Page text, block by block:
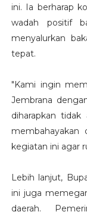
ini. Ia berharap
wadah positif
menyalurkan
tepat.
​"Kami ingin
Jembrana
diharapkan
membahayakan
kegiatan ini agar
​Lebih lanjut,
ini juga
daerah.